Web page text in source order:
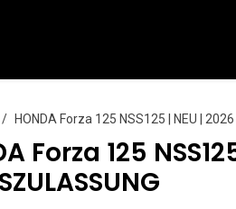
HONDA Forza 125 NSS125 | NEU |
Forza 125